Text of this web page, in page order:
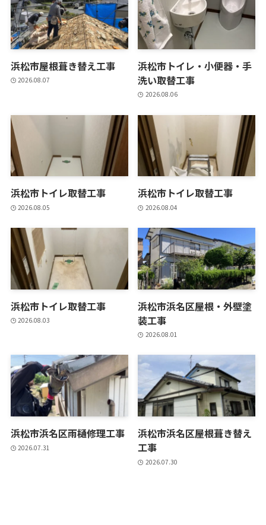
浜松市屋根葺き替え工事
2026.08.07
浜松市トイレ・小便器・手
洗い取替工事
2026.08.06
浜松市トイレ取替工事
2026.08.05
浜松市トイレ取替工事
2026.08.04
浜松市トイレ取替工事
2026.08.03
浜松市浜名区屋根・外壁塗
装工事
2026.08.01
浜松市浜名区雨樋修理工事
2026.07.31
浜松市浜名区屋根葺き替え
工事
2026.07.30